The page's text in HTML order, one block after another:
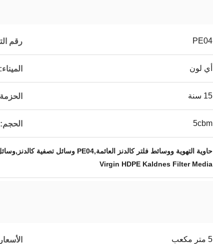
PE04 رقم
أي لون الميناء:
15 سنة
5cbm الحجم:
حاوية التهوية ووسائط فلتر كالدنز العائمة,PE04 وسائل تصفية كالدنز,وسائل التصفية الكالدنزية من HDPE البكر
Virgin HDPE Kaldnes Filter Media
5 متر مكعب الأسعار